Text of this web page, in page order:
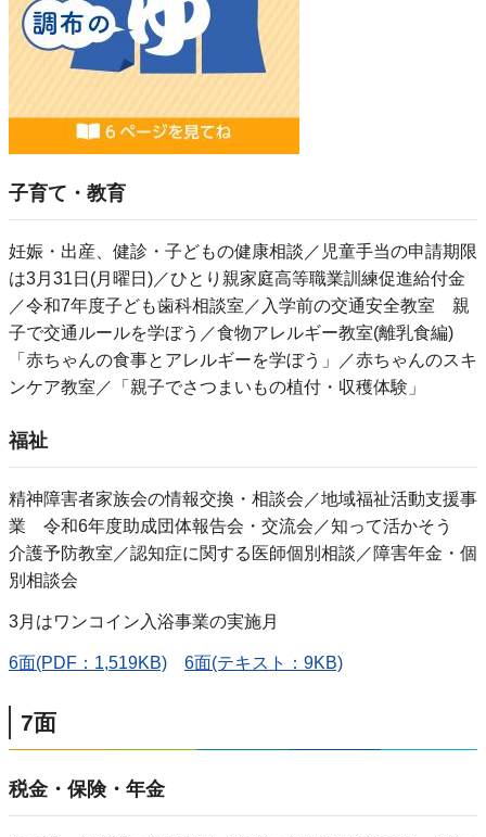
子育て・教育
妊娠・出産、健診・子どもの健康相談／児童手当の申請期限
は3月31日(月曜日)／ひとり親家庭高等職業訓練促進給付金
／令和7年度子ども歯科相談室／入学前の交通安全教室 親
子で交通ルールを学ぼう／食物アレルギー教室(離乳食編)
「赤ちゃんの食事とアレルギーを学ぼう」／赤ちゃんのスキ
ンケア教室／「親子でさつまいもの植付・収穫体験」
福祉
精神障害者家族会の情報交換・相談会／地域福祉活動支援事
業 令和6年度助成団体報告会・交流会／知って活かそう
介護予防教室／認知症に関する医師個別相談／障害年金・個
別相談会
3月はワンコイン入浴事業の実施月
6面(PDF：1,519KB) 6面(テキスト：9KB)
7面
税金・保険・年金